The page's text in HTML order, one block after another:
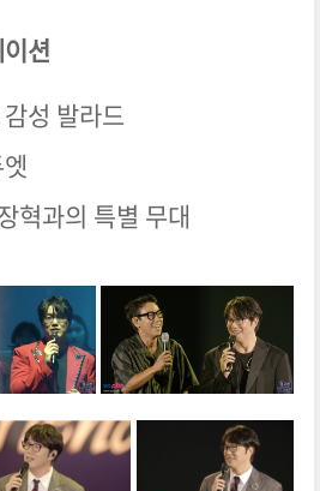
션
성 발라드
혁과의 특별 무대